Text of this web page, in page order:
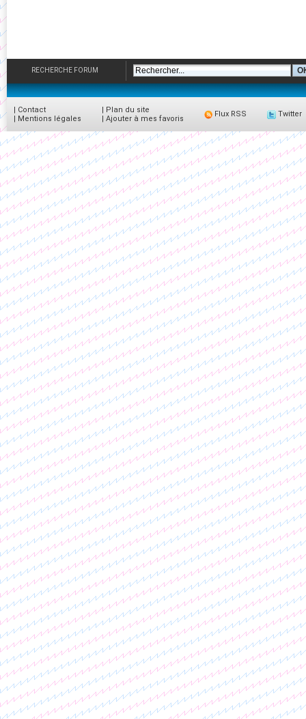
RECHERCHE FORUM
| Contact
| Mentions légales
| Plan du site
| Ajouter à mes favoris
Flux RSS Twitter